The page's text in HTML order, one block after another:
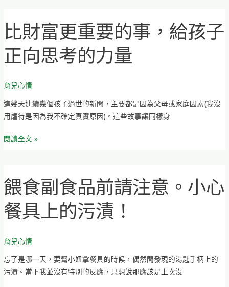
照
護
方
法
比財富更重要的事，給孩子
正向思考的力量
育兒心情
這幾天連續幾個孩子過世的新聞，主要都是因為父母或家庭因素(我沒
用虐待是因為我不確定真實原因)。這些故事讓同樣身
財
富
更
要
的
事，
孩
思
考
的
力
閱讀全文 »
餵食副食品前請注意。小心
餐具上的污漬！
育兒心情
忘了是哪一天，要幫小妞拿餐具的時候，偶然間發現的湯匙手柄上的
污漬。當下我並沒有特別的反應，只想說那應該是上次沒
餵
食
副
食
前
請
注